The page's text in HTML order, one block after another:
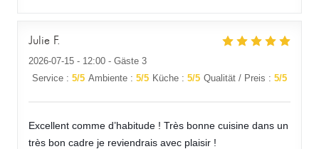
Julie F
2026-07-15 - 12:00 - Gäste 3
Service : 5/5 Ambiente : 5/5 Küche : 5/5 Qualität / Preis : 5/5
Excellent comme d’habitude ! Très bonne cuisine dans un
très bon cadre je reviendrais avec plaisir !